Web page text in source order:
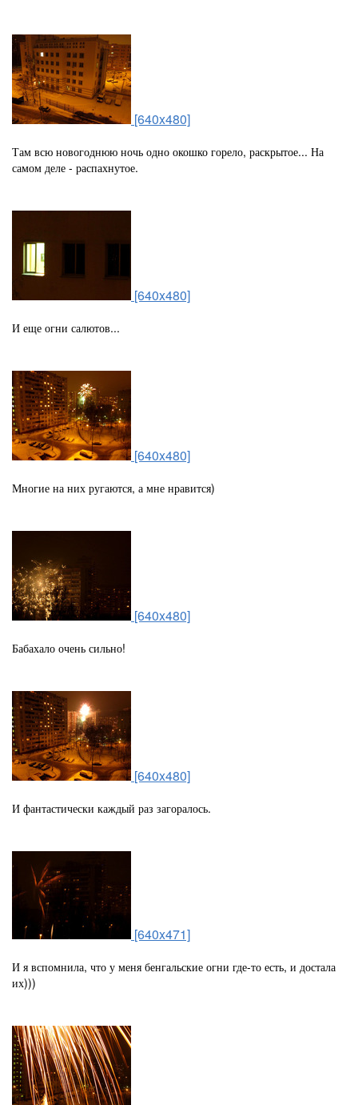
[640x480]
Там всю новогоднюю ночь одно окошко горело, раскрытое... На
самом деле - распахнутое.
[640x480]
И еще огни салютов...
[640x480]
Многие на них ругаются, а мне нравится)
[640x480]
Бабахало очень сильно!
[640x480]
И фантастически каждый раз загоралось.
[640x471]
И я вспомнила, что у меня бенгальские огни где-то есть, и достала
их)))